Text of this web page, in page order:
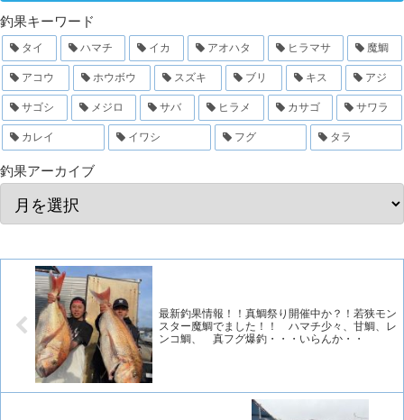
釣果キーワード
タイ ハマチ イカ アオハタ ヒラマサ 魔鯛
アコウ ホウボウ スズキ ブリ キス アジ
サゴシ メジロ サバ ヒラメ カサゴ サワラ
カレイ イワシ フグ タラ
釣果アーカイブ
最新釣果情報！！真鯛祭り開催中か？！若狭モン
スター魔鯛でました！！ ハマチ少々、甘鯛、レ
ンコ鯛、 真フグ爆釣・・・いらんか・・